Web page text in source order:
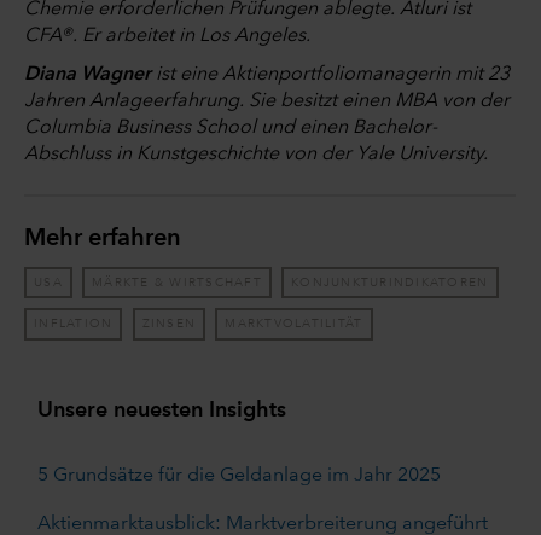
Chemie erforderlichen Prüfungen ablegte. Atluri ist
CFA®. Er arbeitet in Los Angeles.
Diana Wagnerist eine Aktienportfoliomanagerin mit 23
Jahren Anlageerfahrung. Sie besitzt einen MBA von der
Columbia Business School und einen Bachelor-
Abschluss in Kunstgeschichte von der Yale University.
Mehr erfahren
USA MÄRKTE & WIRTSCHAFT KONJUNKTURINDIKATOREN
INFLATION ZINSEN MARKTVOLATILITÄT
Unsere neuesten Insights
5 Grundsätze für die Geldanlage im Jahr 2025
Aktienmarktausblick: Marktverbreiterung angeführt